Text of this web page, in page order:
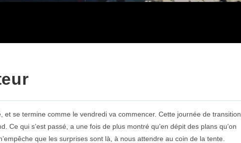
et se termine comme le vendredi va commencer. Cette journée de transition
Ce qui s’est passé, a une fois de plus montré qu’en dépit des plans qu’on
que les surprises sont là, à nous attendre au coin de la tente.